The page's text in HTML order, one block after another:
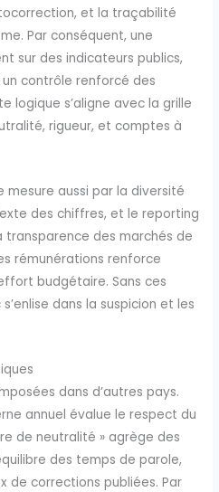
et la traçabilité
Par conséquent, une
sur des indicateurs publics,
contrôle renforcé des
logique s’aligne avec la grille
rigueur, et comptes à
mesure aussi par la diversité
des chiffres, et le reporting
transparence des marchés de
rémunérations renforce
budgétaire. Sans ces
dans la suspicion et les
dans d’autres pays.
annuel évalue le respect du
de neutralité » agrège des
des temps de parole,
de corrections publiées. Par